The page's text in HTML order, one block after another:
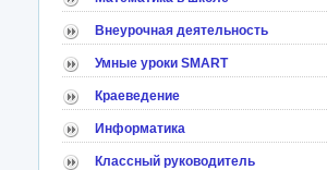
Внеурочная деятельность
Умные уроки SMART
Краеведение
Информатика
Классный руководитель